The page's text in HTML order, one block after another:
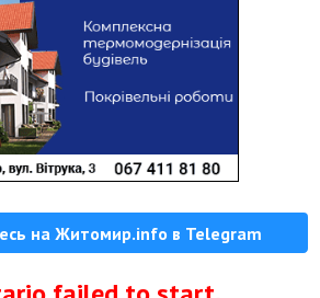
на Житомир.info в Telegram